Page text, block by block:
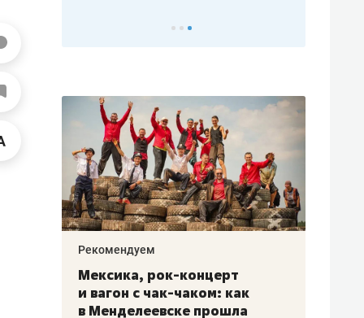
Рекомендуем
Мексика, рок-концерт
и вагон с чак-чаком: как
в Менделеевске прошла